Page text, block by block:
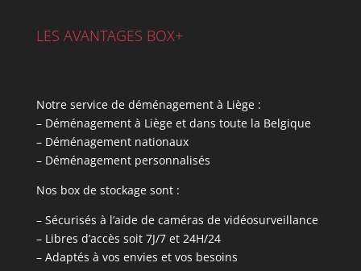
LES AVANTAGES BOX+
Notre service de déménagement à Liège :
– Déménagement à Liège et dans toute la Belgique
– Déménagement nationaux
– Déménagement personnalisés
Nos box de stockage sont :
– Sécurisés à l’aide de caméras de vidéosurveillance
– Libres d’accès soit 7J/7 et 24H/24
– Adaptés à vos envies et vos besoins